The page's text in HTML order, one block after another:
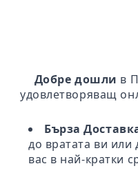
Добре дошли в
удовлетворяващ
Бърза
до вратата ви
вас в най-кратки